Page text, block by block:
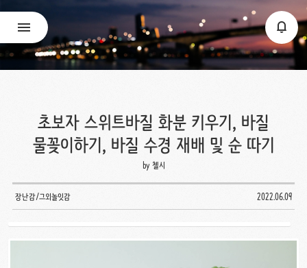
초보자 스위트바질 화분 키우기, 바질
물꽂이하기, 바질 수경 재배 및 순 따기
by 첼시
장난감/그외놀잇감 2022.06.09